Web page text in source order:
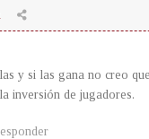
y si las gana no creo
inversión de jugadores.